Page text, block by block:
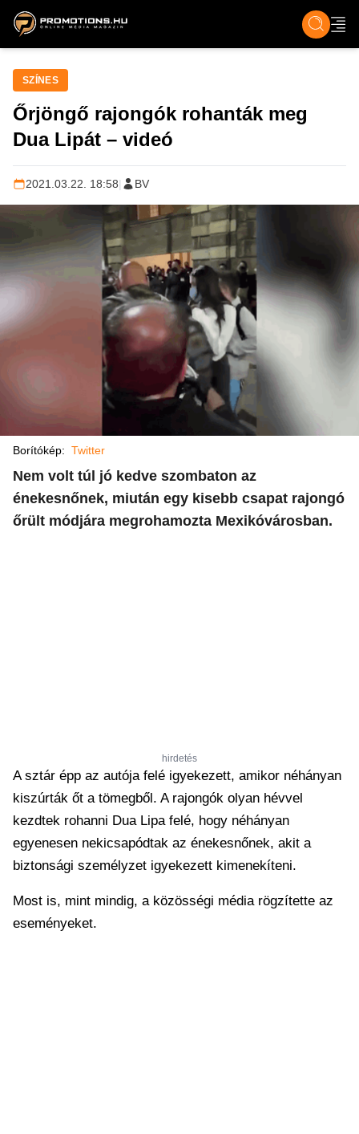
ZENE, FILM & KULT ÉLET TECH &
SZÍNES
Őrjöngő rajongók rohanták meg
Dua Lipát – videó
2021.03.22. 18:58| BV
Borítókép: Twitter
Nem volt túl jó kedve szombaton az
énekesnőnek, miután egy kisebb csapat rajongó
őrült módjára megrohamozta Mexikóvárosban.
hirdetés
A sztár épp az autója felé igyekezett, amikor néhányan
kiszúrták őt a tömegből. A rajongók olyan hévvel
kezdtek rohanni Dua Lipa felé, hogy néhányan
egyenesen nekicsapódtak az énekesnőnek, akit a
biztonsági személyzet igyekezett kimenekíteni.
Most is, mint mindig, a közösségi média rögzítette az
eseményeket.